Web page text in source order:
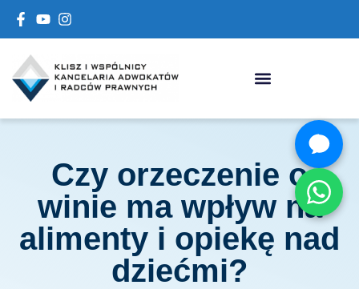
Czy orzeczenie o
winie ma wpływ na
alimenty i opiekę nad
dziećmi?